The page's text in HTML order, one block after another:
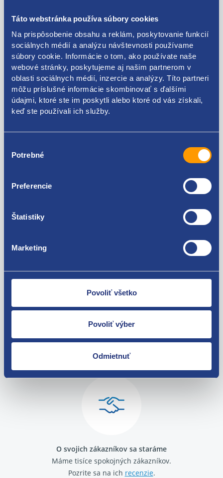
Táto webstránka používa súbory cookies
Na prispôsobenie obsahu a reklám, poskytovanie funkcií
sociálnych médií a analýzu návštevnosti používame
súbory cookie. Informácie o tom, ako používate naše
webové stránky, poskytujeme aj našim partnerom v
oblasti sociálnych médií, inzercie a analýzy. Títo partneri
môžu príslušné informácie skombinovať s ďalšími
údajmi, ktoré ste im poskytli alebo ktoré od vás získali,
keď ste používali ich služby.
súhlasu
Potrebné
Preferencie
Štatistiky
Marketing
Povoliť všetko
Povoliť výber
Odmietnuť
farba : pre lak
počet kusov: 1
VAG originál: 3C0837879 3C0837879A
Použiteľné pre vozidlá
Volkswagen Passat CC (B7) 2011 - 2016
Volkswagen Passat B7 2010 - 2014
Nie ste spokojní? Vyriešime to!
Tovar môžete vrátiť do 60 dní od
zakúpenia. Alebo vám pošleme náhradu.
O svojich zákazníkov sa staráme
Máme tisíce spokojných zákazníkov.
Pozrite sa na ich recenzie.